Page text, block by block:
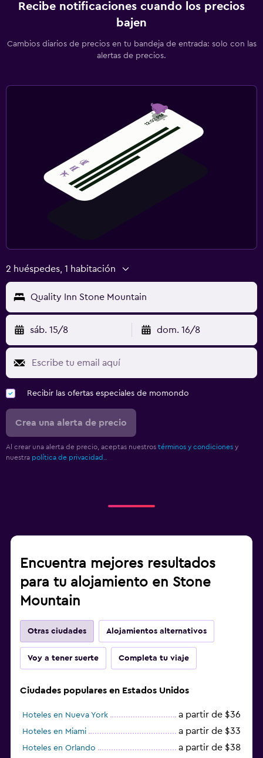
Recibe notificaciones cuando los precios
bajen
Cambios diarios de precios en tu bandeja de entrada: solo con las
alertas de precios.
2 huéspedes, 1 habitación
Quality Inn Stone Mountain
sáb. 15/8 dom. 16/8
Recibir las ofertas especiales de momondo
Crea una alerta de precio
Al crear una alerta de precio, aceptas nuestros términos y condiciones y
nuestra política de privacidad.
Encuentra mejores resultados
para tu alojamiento en Stone
Mountain
Otras ciudades Alojamientos alternativos
Voy a tener suerte Completa tu viaje
Ciudades populares en Estados Unidos
Hoteles en Nueva York a partir de $36
Hoteles en Miami a partir de $33
Hoteles en Orlando a partir de $38